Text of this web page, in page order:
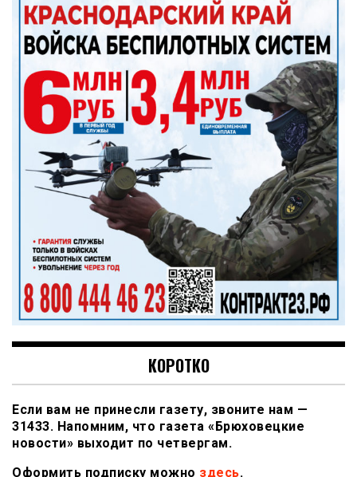
КОРОТКО
Если вам не принесли газету, звоните нам —
31433. Напомним, что газета «Брюховецкие
новости» выходит по четвергам.
Оформить подписку можно здесь.